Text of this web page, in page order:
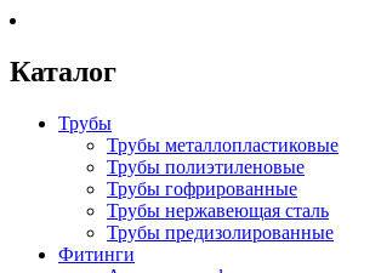
Каталог
Трубы
Трубы металлопластиковые
Трубы полиэтиленовые
Трубы гофрированные
Трубы нержавеющая сталь
Трубы предизолированные
Фитинги